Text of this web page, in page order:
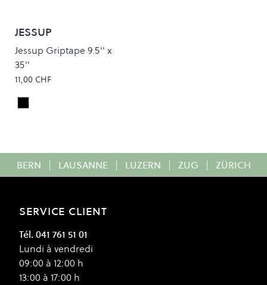
JESSUP
Jessup Griptape 9.5'' x
35''
11,00 CHF
Colour
Black
BERN | LAUSANNE | LUZERN | ZUG | ZÜRICH
SERVICE CLIENT
Tél. 041 761 51 01
Lundi à vendredi
09:00 à 12:00 h
13:00 à 17:00 h